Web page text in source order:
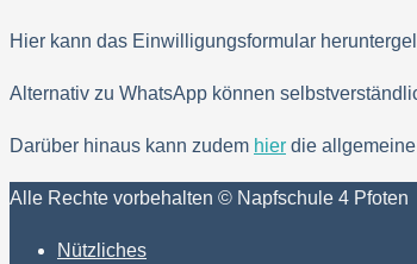
Hier kann das Einwilligungsformular
Alternativ zu WhatsApp können
Darüber hinaus kann zudem hier die
Alle Rechte vorbehalten © Napfschule 4 Pfoten
Nützliches